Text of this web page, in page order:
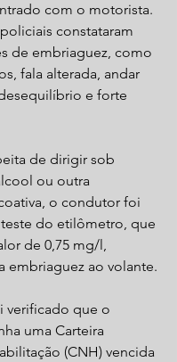
com o motorista.
constataram
de embriaguez, como
fala alterada, andar
e forte
de dirigir sob
ou outra
o condutor foi
do etilômetro, que
de 0,75 mg/l,
embriaguez ao volante.
verificado que o
uma Carteira
(CNH) vencida